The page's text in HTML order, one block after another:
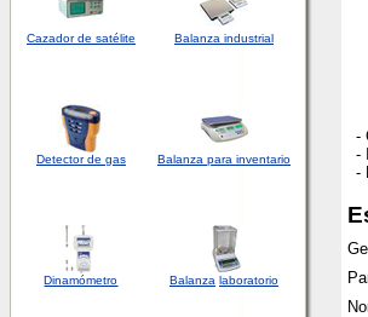
Cazador de satélite Balanza industrial
Detectorde gas Balanza para inventario
Dinamómetro Balanza laboratorio
-
-
-